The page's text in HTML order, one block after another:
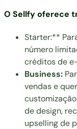
O Sellfy oferece
Starter:**
número
créditos de
Business:
vendas e
de design,
upselling de